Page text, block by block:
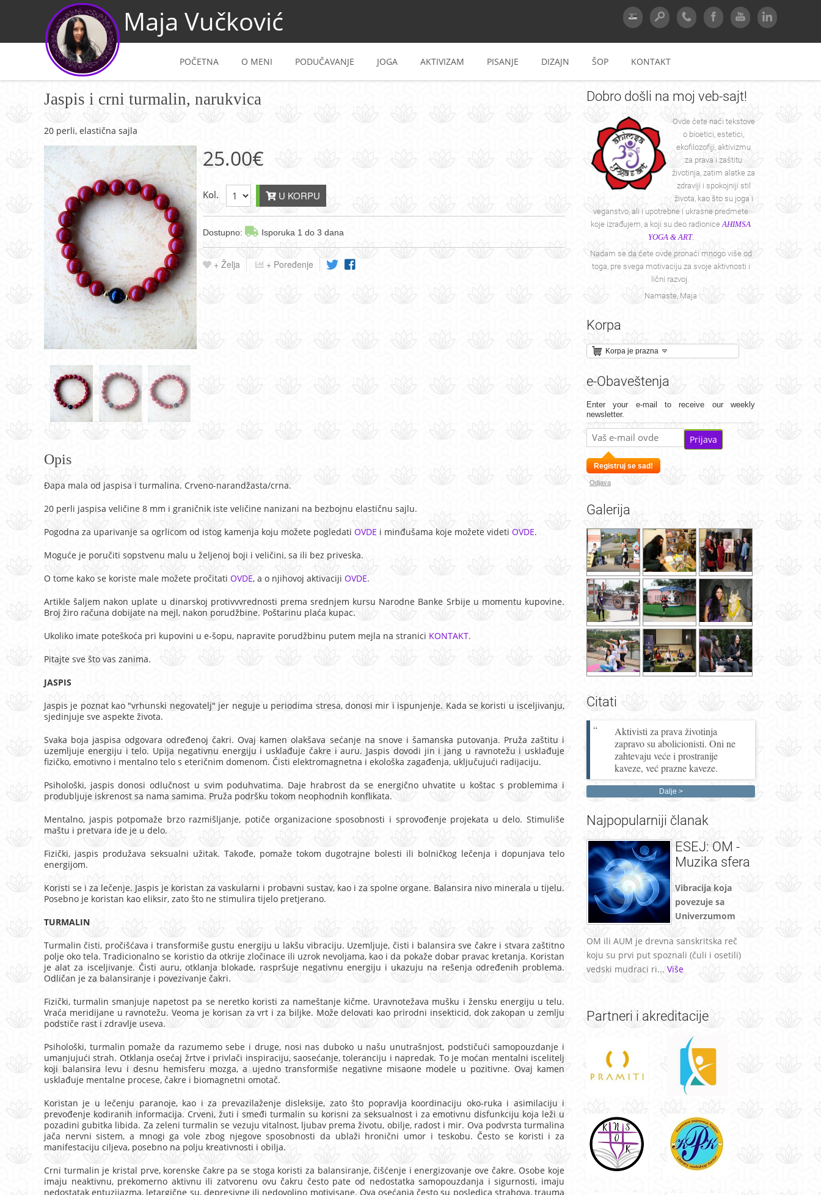
Maja Vučković
POČETNA O MENI PODUČAVANJE JOGA AKTIVIZAM PISANJE DIZAJN ŠOP KONTAKT
Jaspis i crni turmalin, narukvica
20 perli, elastična sajla
25.00€
Kol. U KORPU
Dostupno: Isporuka 1 do 3 dana
+ Želja + Poređenje
Opis
Đapa mala od jaspisa i turmalina. Crveno-narandžasta/crna.
20 perli jaspisa veličine 8 mm i graničnik iste veličine nanizani na bezbojnu elastičnu sajlu.
Pogodna za uparivanje sa ogrlicom od istog kamenja koju možete pogledati OVDE i minđušama koje možete videti OVDE.
Moguće je poručiti sopstvenu malu u željenoj boji i veličini, sa ili bez priveska.
O tome kako se koriste male možete pročitati OVDE, a o njihovoj aktivaciji OVDE.
Artikle šaljem nakon uplate u dinarskoj protivvvrednosti prema srednjem kursu Narodne Banke Srbije u momentu kupovine.
Broj žiro računa dobijate na mejl, nakon porudžbine. Poštarinu plaća kupac.
Ukoliko imate poteškoća pri kupovini u e-šopu, napravite porudžbinu putem mejla na stranici KONTAKT.
Pitajte sve što vas zanima.
JASPIS
Jaspis je poznat kao "vrhunski negovatelj" jer neguje u periodima stresa, donosi mir i ispunjenje. Kada se koristi u isceljivanju,
sjedinjuje sve aspekte života.
Svaka boja jaspisa odgovara određenoj čakri. Ovaj kamen olakšava sećanje na snove i šamanska putovanja. Pruža zaštitu i
uzemljuje energiju i telo. Upija negativnu energiju i usklađuje čakre i auru. Jaspis dovodi jin i jang u ravnotežu i usklađuje
fizičko, emotivno i mentalno telo s eteričnim domenom. Čisti elektromagnetna i ekološka zagađenja, uključujući radijaciju.
Psihološki, jaspis donosi odlučnost u svim poduhvatima. Daje hrabrost da se energično uhvatite u koštac s problemima i
produbljuje iskrenost sa nama samima. Pruža podršku tokom neophodnih konflikata.
Mentalno, jaspis potpomaže brzo razmišljanje, potiče organizacione sposobnosti i sprovođenje projekata u delo. Stimuliše
maštu i pretvara ide je u delo.
Fizički, jaspis produžava seksualni užitak. Takođe, pomaže tokom dugotrajne bolesti ili bolničkog lečenja i dopunjava telo
energijom.
Koristi se i za lečenje. Jaspis je koristan za vaskularni i probavni sustav, kao i za spolne organe. Balansira nivo minerala u tijelu.
Posebno je koristan kao eliksir, zato što ne stimulira tijelo pretjerano.
TURMALIN
Turmalin čisti, pročišćava i transformiše gustu energiju u lakšu vibraciju. Uzemljuje, čisti i balansira sve čakre i stvara zaštitno
polje oko tela. Tradicionalno se koristio da otkrije zločinace ili uzrok nevoljama, kao i da pokaže dobar pravac kretanja. Koristan
je alat za isceljivanje. Čisti auru, otklanja blokade, raspršuje negativnu energiju i ukazuju na rešenja određenih problema.
Odličan je za balansiranje i povezivanje čakri.
Fizički, turmalin smanjuje napetost pa se neretko koristi za nameštanje kičme. Uravnotežava mušku i žensku energiju u telu.
Vraća meridijane u ravnotežu. Veoma je korisan za vrt i za biljke. Može delovati kao prirodni insekticid, dok zakopan u zemlju
podstiče rast i zdravlje useva.
Psihološki, turmalin pomaže da razumemo sebe i druge, nosi nas duboko u našu unutrašnjost, podstičući samopouzdanje i
umanjujući strah. Otklanja osećaj žrtve i privlači inspiraciju, saosećanje, toleranciju i napredak. To je moćan mentalni iscelitelj
koji balansira levu i desnu hemisferu mozga, a ujedno transformiše negativne misaone modele u pozitivne. Ovaj kamen
usklađuje mentalne procese, čakre i biomagnetni omotač.
Koristan je u lečenju paranoje, kao i za prevazilaženje disleksije, zato što popravlja koordinaciju oko-ruka i asimilaciju i
prevođenje kodiranih informacija. Crveni, žuti i smeđi turmalin su korisni za seksualnost i za emotivnu disfunkciju koja leži u
pozadini gubitka libida. Za zeleni turmalin se vezuju vitalnost, ljubav prema životu, obilje, radost i mir. Ova podvrsta turmalina
jača nervni sistem, a mnogi ga vole zbog njegove sposobnosti da ublaži hronični umor i teskobu. Često se koristi i za
manifestaciju ciljeva, posebno na polju kreativnosti i obilja.
Crni turmalin je kristal prve, korenske čakre pa se stoga koristi za balansiranje, čišćenje i energizovanje ove čakre. Osobe koje
imaju neaktivnu, prekomerno aktivnu ili zatvorenu ovu čakru često pate od nedostatka samopouzdanja i sigurnosti, imaju
nedostatak entuzijazma, letargične su, depresivne ili nedovoljno motivisane. Ova osećanja često su posledica strahova, trauma
Dobro došli na moj veb-sajt!
Ovde ćete naći tekstove
o bioetici, estetici,
ekofilozofiji, aktivizmu
za prava i zaštitu
životinja, zatim alatke za
zdraviji i spokojniji stil
života, kao što su joga i
veganstvo, ali i upotrebne i ukrasne predmete
koje izrađujem, a koji su deo radioniceAHIMSA
YOGA & ART.
Nadam se da ćete ovde pronaći mnogo više od
toga, pre svega motivaciju za svoje aktivnosti i
lični razvoj.
Namaste, Maja
Korpa
Korpa je prazna
e-Obaveštenja
Enter your e-mail to receive our weekly
newsletter.
Prijava
Registruj se sad!
Odjava
Galerija
Citati
Aktivisti za prava životinja
zapravo su abolicionisti. Oni ne
zahtevaju veće i prostranije
kaveze, već prazne kaveze.
Dalje
Najpopularniji članak
ESEJ: OM -
Muzika sfera
Vibracija koja
povezuje sa
Univerzumom
OM ili AUM je drevna sanskritska reč
koju su prvi put spoznali (čuli i osetili)
vedski mudraci ri... Više
Partneri i akreditacije